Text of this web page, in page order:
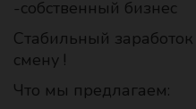
-собственный бизнес
Стабильный
смену !
Что мы предлагаем: